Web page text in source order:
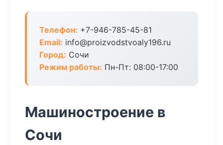
Телефон: +7-946-785-45-81
Email: info@proizvodstvoaly196.ru
Город: Сочи
Режим работы: Пн-Пт: 08:00-17:00
Машиностроение в
Сочи